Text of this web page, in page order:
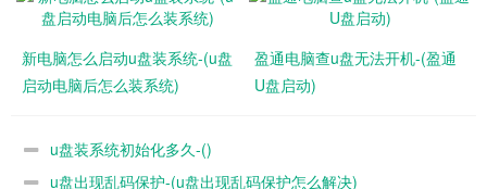
新电脑怎么启动u盘装系统-(u盘
启动电脑后怎么装系统)
盈通电脑查u盘无法开机-(盈通
U盘启动)
u盘装系统初始化多久-()
u盘出现乱码保护-(u盘出现乱码保护怎么解决)